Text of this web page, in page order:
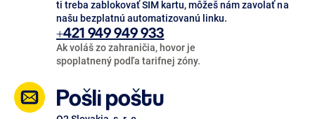
ti treba zablokovať SIM kartu, môžeš nám zavolať na
našu bezplatnú automatizovanú linku.
+421 949 949 933
Ak voláš zo zahraničia, hovor je
spoplatnený podľa tarifnej zóny.
Pošli poštu